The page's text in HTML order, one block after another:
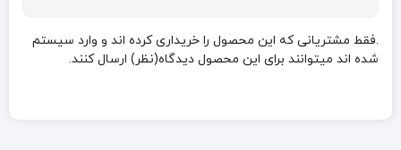
.فقط مشتریانی که این محصول را خریداری کرده اند و وارد سیستم
شده اند میتوانند برای این محصول دیدگاه(نظر) ارسال کنند.